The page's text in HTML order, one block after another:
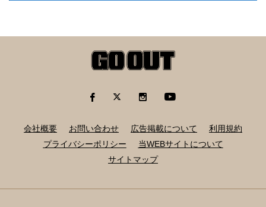
会社概要 お問い合わせ 広告掲載について
利用規約
プライバシーポリシー
当WEBサイトについて
サイトマップ